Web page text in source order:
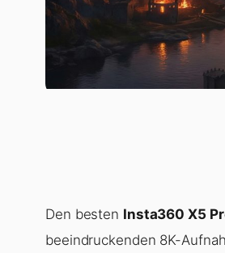
Den besten Insta360 X5
beeindruckenden 8K-